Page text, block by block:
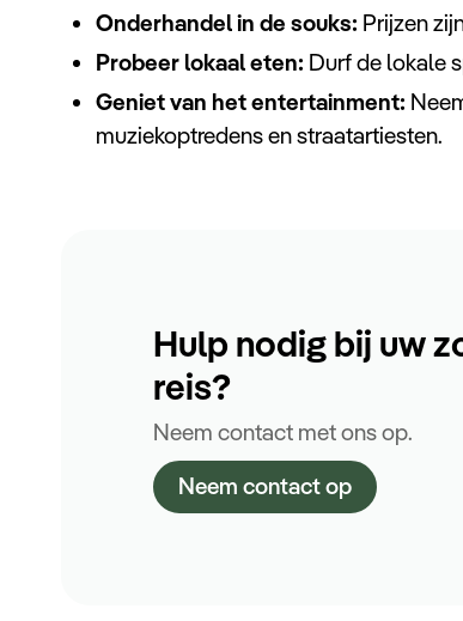
Onderhandel in de souks: Prijzen
Probeer lokaal eten: Durf de lokale
Geniet van het entertainment:
muziekoptredens en straatartiesten.
Hulp nodig bij uw
reis?
Neem contact met ons op.
Neem contact op